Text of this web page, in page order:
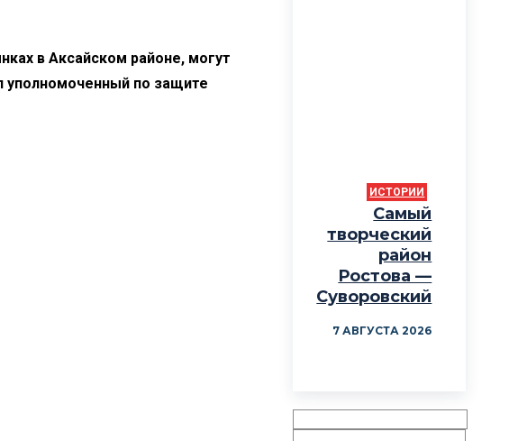
в Аксайском районе, могут
уполномоченный по защите
ИСТОРИИ
Самый
творческий
район
Ростова —
Суворовский
7 АВГУСТА 2026